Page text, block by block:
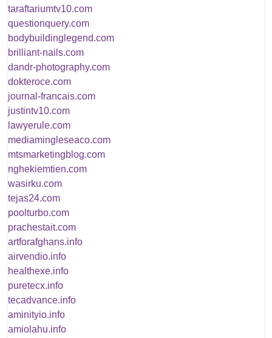
taraftariumtv10.com
questionquery.com
bodybuildinglegend.com
brilliant-nails.com
dandr-photography.com
dokteroce.com
journal-francais.com
justintv10.com
lawyerule.com
mediamingleseaco.com
mtsmarketingblog.com
nghekiemtien.com
wasirku.com
tejas24.com
poolturbo.com
prachestait.com
artforafghans.info
airvendio.info
healthexe.info
puretecx.info
tecadvance.info
aminityio.info
amiolahu.info